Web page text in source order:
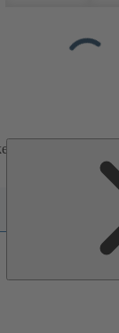
és
anyag- vagy